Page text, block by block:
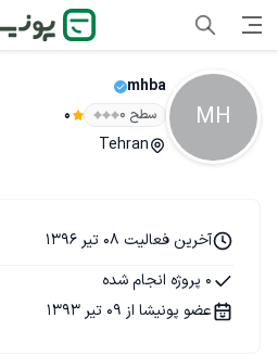
MH
mhba
سطح ۰ 0
Tehran
آخرین فعالیت 08 تیر 1396
0 پروژه انجام شده
عضو پونیشا از 09 تیر 1393